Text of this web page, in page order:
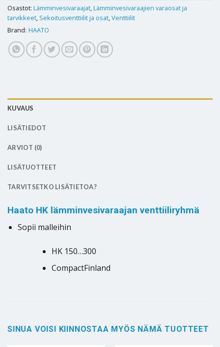
Osastot: Lämminvesivaraajat,Lämminvesivaraajien varaosat ja
tarvikkeet, Sekoitusventtiilit ja osat,Venttiilit
Brand: HAATO
KUVAUS
LISÄTIEDOT
ARVIOT (0)
LISÄTUOTTEET
TARVITSETKO LISÄTIETOA?
Haato HK lämminvesivaraajan venttiiliryhmä
Sopii malleihin
HK 150…300
CompactFinland
SINUA VOISI KIINNOSTAA MYÖS NÄMÄ TUOTTEET